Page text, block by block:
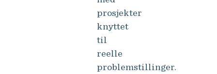
prosjekter
knyttet
til
reelle
problemstillinger.